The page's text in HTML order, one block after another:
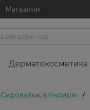
Магазини
Дерматокосметика
Сироватки, еліксири /